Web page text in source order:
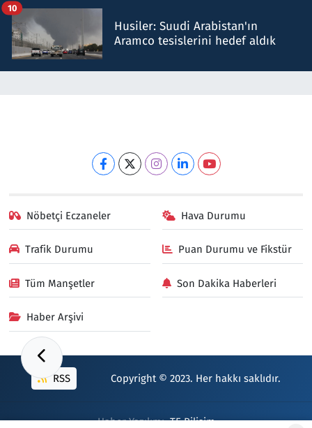
Husiler: Suudi Arabistan'ın
Aramco tesislerini hedef aldık
10
Nöbetçi Eczaneler Hava Durumu
Trafik Durumu Puan Durumu ve Fikstür
Tüm Manşetler Son Dakika Haberleri
Haber Arşivi
RSS Copyright © 2023. Her hakkı saklıdır.
Haber Yazılımı:TE Bilişim